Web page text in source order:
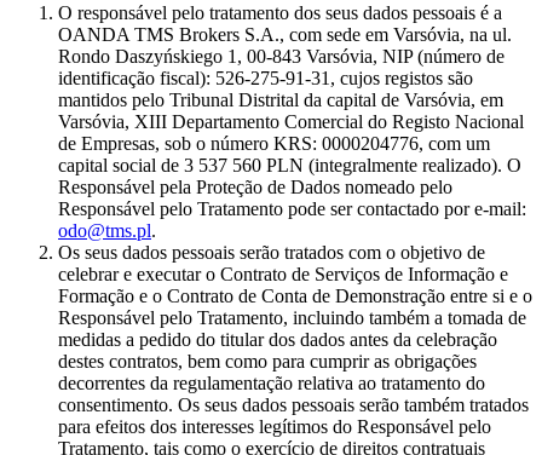
O responsável pelo tratamento dos seus dados pessoais é a
OANDA TMS Brokers S.A., com sede em Varsóvia, na ul.
Rondo Daszyńskiego 1, 00-843 Varsóvia, NIP (número de
identificação fiscal): 526-275-91-31, cujos registos são
mantidos pelo Tribunal Distrital da capital de Varsóvia, em
Varsóvia, XIII Departamento Comercial do Registo Nacional
de Empresas, sob o número KRS: 0000204776, com um
capital social de 3 537 560 PLN (integralmente realizado). O
Responsável pela Proteção de Dados nomeado pelo
Responsável pelo Tratamento pode ser contactado por e-mail:
odo@tms.pl.
Os seus dados pessoais serão tratados com o objetivo de
celebrar e executar o Contrato de Serviços de Informação e
Formação e o Contrato de Conta de Demonstração entre si e o
Responsável pelo Tratamento, incluindo também a tomada de
medidas a pedido do titular dos dados antes da celebração
destes contratos, bem como para cumprir as obrigações
decorrentes da regulamentação relativa ao tratamento do
consentimento. Os seus dados pessoais serão também tratados
para efeitos dos interesses legítimos do Responsável pelo
Tratamento, tais como o exercício de direitos contratuais